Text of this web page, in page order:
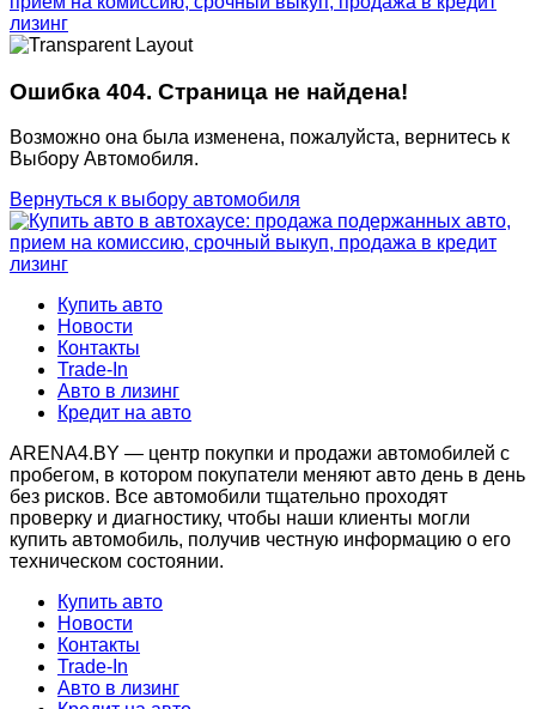
Ошибка 404. Страница не найдена!
Возможно она была изменена, пожалуйста, вернитесь к
Выбору Автомобиля.
Вернуться к выбору автомобиля
Купить авто
Новости
Контакты
Trade-In
Авто в лизинг
Кредит на авто
ARENA4.BY — центр покупки и продажи автомобилей с
пробегом, в котором покупатели меняют авто день в день
без рисков. Все автомобили тщательно проходят
проверку и диагностику, чтобы наши клиенты могли
купить автомобиль, получив честную информацию о его
техническом состоянии.
Купить авто
Новости
Контакты
Trade-In
Авто в лизинг